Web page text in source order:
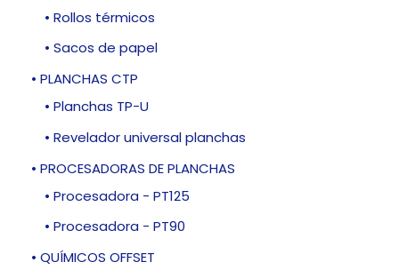
• Rollos térmicos
• Sacos de papel
• PLANCHAS CTP
• Planchas TP-U
• Revelador universal planchas
• PROCESADORAS DE PLANCHAS
• Procesadora - PT125
• Procesadora - PT90
• QUÍMICOS OFFSET